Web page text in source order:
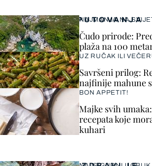
PUTOVANJA
NAJMANJA NA
Čudo prirode:
plaža na 100
UZ RUČAK ILI
Savršeni prilog:
najfinije mahune
BON APPETIT!
Majke svih
recepata koje
kuhari